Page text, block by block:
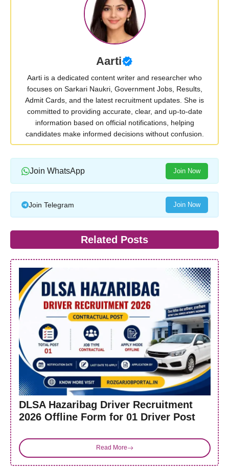
Aarti
Aarti is a dedicated content writer and researcher who
focuses on Sarkari Naukri, Government Jobs, Results,
Admit Cards, and the latest recruitment updates. She is
committed to providing accurate, clear, and up-to-date
information based on official notifications, helping
candidates make informed decisions without confusion.
Join WhatsApp Join Now
Join Telegram Join Now
Related Posts
DLSA Hazaribag Driver Recruitment
2026 Offline Form for 01 Driver Post
Read More